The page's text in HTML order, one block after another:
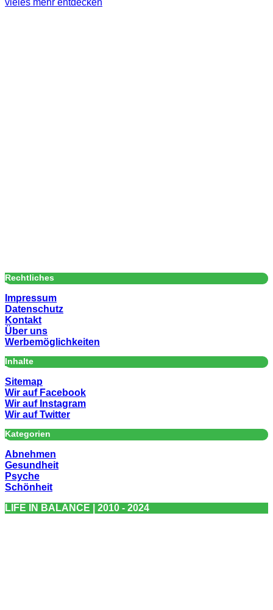
vieles mehr entdecken
Rechtliches
Impressum
Datenschutz
Kontakt
Über uns
Werbemöglichkeiten
Inhalte
Sitemap
Wir auf Facebook
Wir auf Instagram
Wir auf Twitter
Kategorien
Abnehmen
Gesundheit
Psyche
Schönheit
LIFE IN BALANCE | 2010 - 2024